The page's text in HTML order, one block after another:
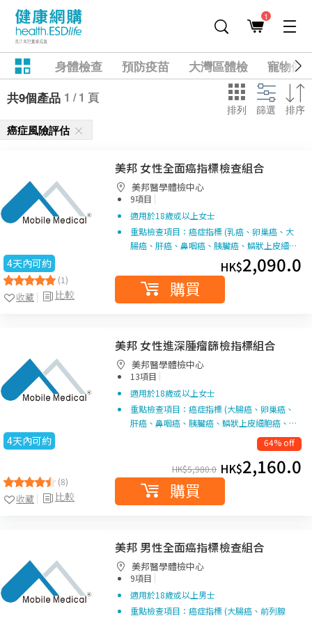
1
身體檢查 預防疫苗 大灣區體檢
寵物健
共9個產品 1 / 1 頁
排列 篩選 排序
癌症風險評估
4天內可約
(1)
比較
收藏
美邦 女性全面癌指標檢查組合
美邦醫學體檢中心
9項目 |
適用於18歲或以上女士
重點檢查項目：癌症指標 (乳癌、卵巢癌、大
腸癌、肝癌、鼻咽癌、胰臟癌、鱗狀上皮細…
HK$2,090.0
購買
4天內可約
(8)
比較
收藏
美邦 女性進深腫瘤篩檢指標組合
美邦醫學體檢中心
13項目 |
適用於18歲或以上女士
重點檢查項目：癌症指標 (大腸癌、卵巢癌、
肝癌、鼻咽癌、胰臟癌、鱗狀上皮細胞癌、…
64% off
HK$5,980.0 HK$2,160.0
購買
美邦 男性全面癌指標檢查組合
美邦醫學體檢中心
9項目 |
適用於18歲或以上男士
重點檢查項目：癌症指標 (大腸癌、前列腺